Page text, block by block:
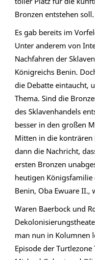
Bronzen entstehen soll.
Es gab bereits im
Unter anderem von
Nachfahren der
Königreichs Benin.
die Debatte eintaucht,
Thema. Sind die
des Sklavenhandels
besser in den großen
Mitten in die
dann die Nachricht,
ersten Bronzen
heutigen
Benin, Oba Ewuare II.,
Waren Baerbock und
man nun in Kolumnen
Episode der Turtlezone